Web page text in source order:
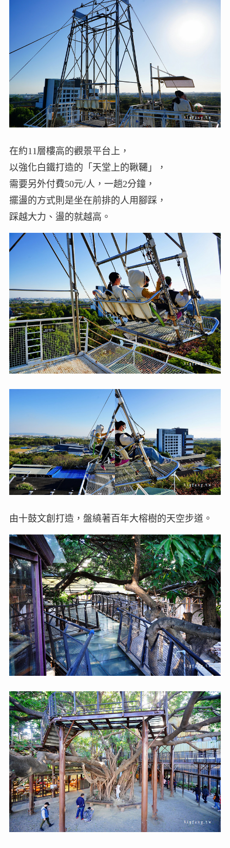
在約11層樓高的觀景平台上，
以強化白鐵打造的「天堂上的鞦韆」，
需要另外付費50元/人，一趟2分鐘，
擺盪的方式則是坐在前排的人用腳踩，
踩越大力、盪的就越高。
由十鼓文創打造，盤繞著百年大榕樹的天空步道。